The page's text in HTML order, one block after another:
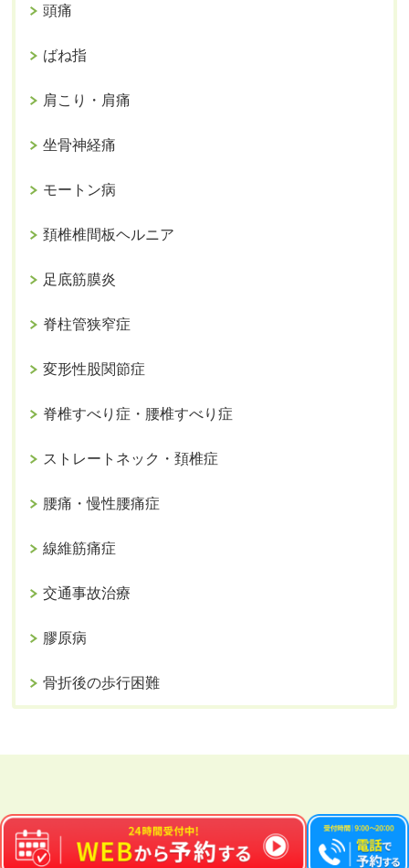
頭痛
ばね指
肩こり・肩痛
坐骨神経痛
モートン病
頚椎椎間板ヘルニア
足底筋膜炎
脊柱管狭窄症
変形性股関節症
脊椎すべり症・腰椎すべり症
ストレートネック・頚椎症
腰痛・慢性腰痛症
線維筋痛症
交通事故治療
膠原病
骨折後の歩行困難